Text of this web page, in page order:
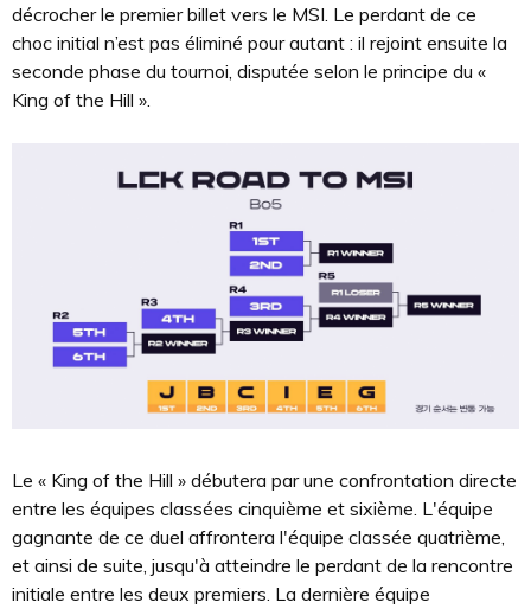
décrocher le premier billet vers le MSI. Le perdant de ce
choc initial n’est pas éliminé pour autant : il rejoint ensuite la
seconde phase du tournoi, disputée selon le principe du «
King of the Hill ».
Le « King of the Hill » débutera par une confrontation directe
entre les équipes classées cinquième et sixième. L'équipe
gagnante de ce duel affrontera l'équipe classée quatrième,
et ainsi de suite, jusqu'à atteindre le perdant de la rencontre
initiale entre les deux premiers. La dernière équipe